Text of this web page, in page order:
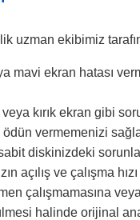
uzman ekibimiz
mavi ekran hatası
kırık ekran gibi
vermemenizi
diskinizdeki
ve çalışma hızı
çalışmamasına
halinde orijinal